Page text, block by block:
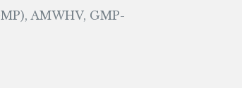
AMWHV, GMP-